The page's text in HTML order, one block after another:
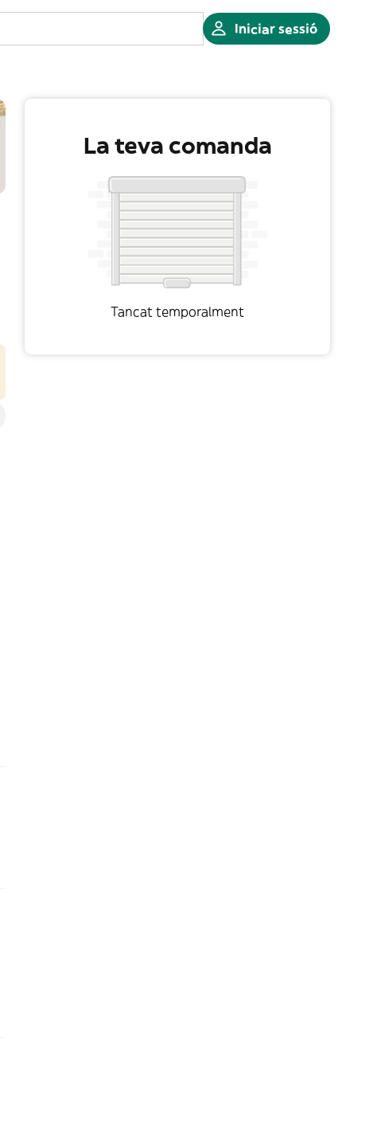
Iniciar sessió
La teva comanda
Tancat temporalment